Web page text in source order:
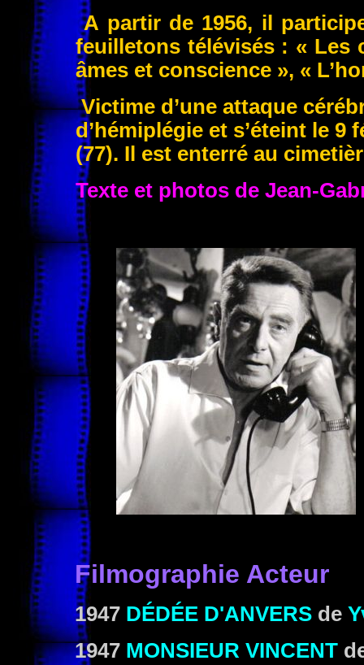
A partir de 1956, il
feuilletons télévisés : « Les
âmes et conscience », «
Victime d’une attaque
d’hémiplégie et s’éteint le 9
(77). Il est enterré au
Texte et photos de Jean-
Filmographie Acteur
1947 DÉDÉE D'ANVERS de
1947 MONSIEUR VINCENT